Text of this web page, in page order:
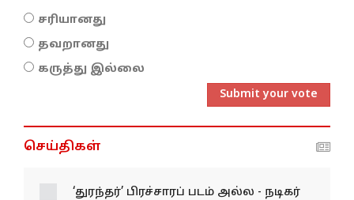
சரியானது
தவறானது
கருத்து இல்லை
Submit your vote
செய்திகள்
‘துரந்தர்’ பிரச்சாரப் படம் அல்ல - நடிகர்